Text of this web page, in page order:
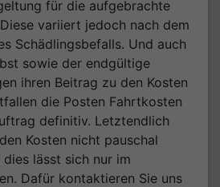
für die aufgebrachte
variiert jedoch nach dem
Schädlingsbefalls. Und auch
sowie der endgültige
ihren Beitrag zu den Kosten
die Posten Fahrtkosten
definitiv. Letztendlich
Kosten nicht pauschal
lässt sich nur im
Dafür kontaktieren Sie uns